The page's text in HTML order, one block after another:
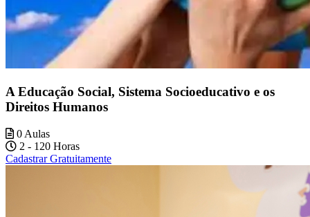
A Educação Social, Sistema Socioeducativo e os
Direitos Humanos
0 Aulas
2 - 120 Horas
Cadastrar Gratuitamente